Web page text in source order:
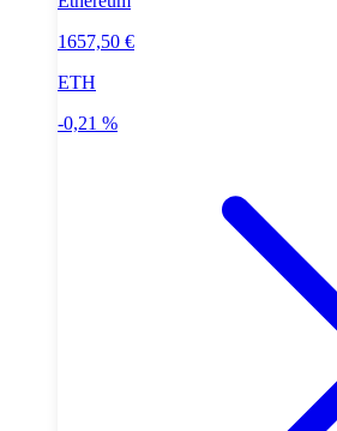
1657,50 €
ETH
-0,21 %